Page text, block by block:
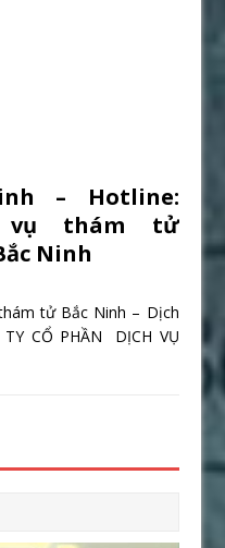
– Hotline:
vụ thám tử
Ninh
tử Bắc Ninh – Dịch
CỔ PHẦN DỊCH VỤ